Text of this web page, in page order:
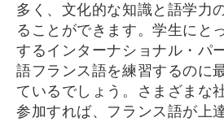
多く、文化的な知識と語学力
ることができます。学生にと
するインターナショナル・パ
語フランス語を練習するのに
ているでしょう。さまざまな
参加すれば、フランス語が上